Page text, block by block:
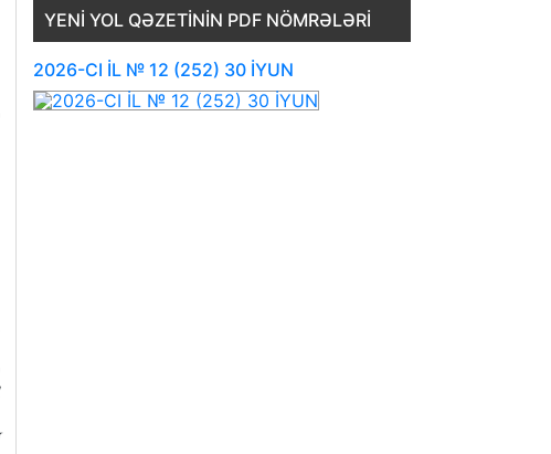
YENI YOL QƏZETININ PDF NÖMRƏLƏRI
2026-CI İL № 12 (252) 30 İYUN